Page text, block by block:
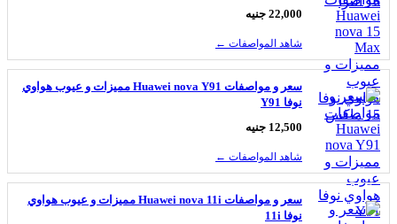
22,000 جنيه
شاهد المواصفات ←
سعر و مواصفات Huawei nova Y91 مميزات و عيوب هواوي
نوفا Y91
12,500 جنيه
شاهد المواصفات ←
سعر و مواصفات Huawei nova 11i مميزات و عيوب هواوي
نوفا 11i